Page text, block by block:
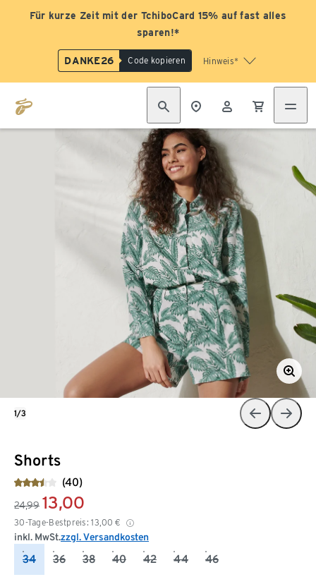
Für kurze Zeit mit der TchiboCard 15% auf fast alles
sparen!*
DANKE26 Code kopieren Hinweis*
Shorts
(40)
24,99 13,00
30-Tage-Bestpreis: 13,00 €
inkl. MwSt.zzgl. Versandkosten
34 36 38 40 42 44 46
1/3